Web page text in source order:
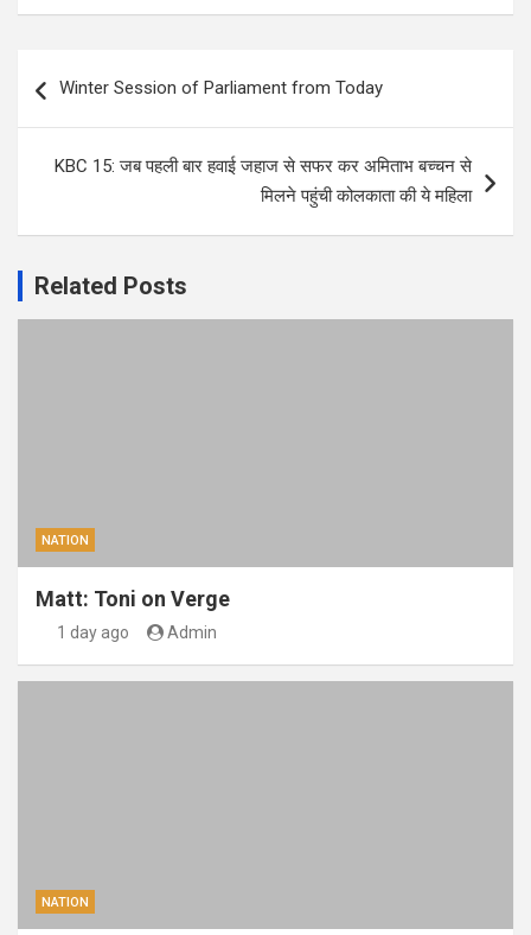
navigation
Winter Session of Parliament from Today
KBC 15: जब पहली बार हवाई जहाज से सफर कर अमिताभ बच्चन से
मिलने पहुंची कोलकाता की ये महिला
Related Posts
NATION
Matt: Toni on Verge
1 day ago Admin
NATION